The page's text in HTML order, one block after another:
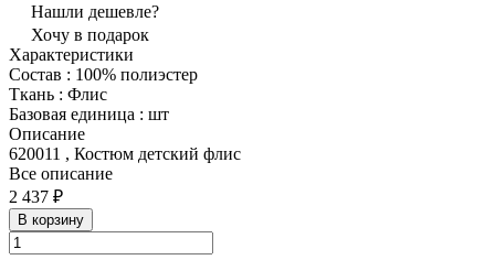
Нашли дешевле?
Хочу в подарок
Характеристики
Состав : 100% полиэстер
Ткань : Флис
Базовая единица : шт
Описание
620011 , Костюм детский флис
Все описание
2 437 ₽
В корзину